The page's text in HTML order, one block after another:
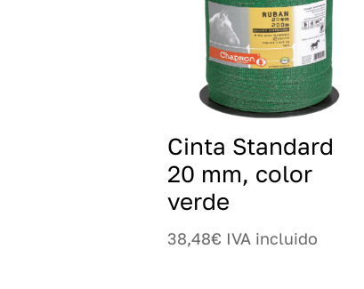
Cinta Standard
20 mm, color
verde
38,48€ IVA incluido